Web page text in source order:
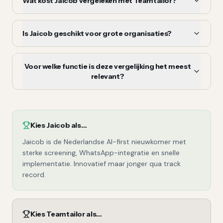
Is Jaicob geschikt voor grote organisaties?
Voor welke functie is deze vergelijking het meest
relevant?
KiesJaicob als…
Jaicob is de Nederlandse AI-first nieuwkomer met
sterke screening, WhatsApp-integratie en snelle
implementatie. Innovatief maar jonger qua track
record.
KiesTeamtailorals…